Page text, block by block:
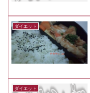
ダイエット
ダイエット